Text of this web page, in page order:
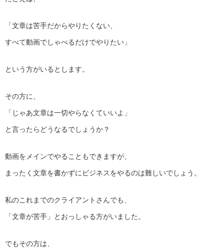
「文章は苦手だからやりたくない、
すべて動画でしゃべるだけでやりたい」
という方がいるとします。
その方に、
「じゃあ文章は一切やらなくていいよ」
と言ったらどうなるでしょうか？
動画をメインでやることもできますが、
まったく文章を書かずにビジネスをやるのは難しいでしょう。
私のこれまでのクライアントさんでも、
「文章が苦手」とおっしゃる方がいました。
でもその方は、